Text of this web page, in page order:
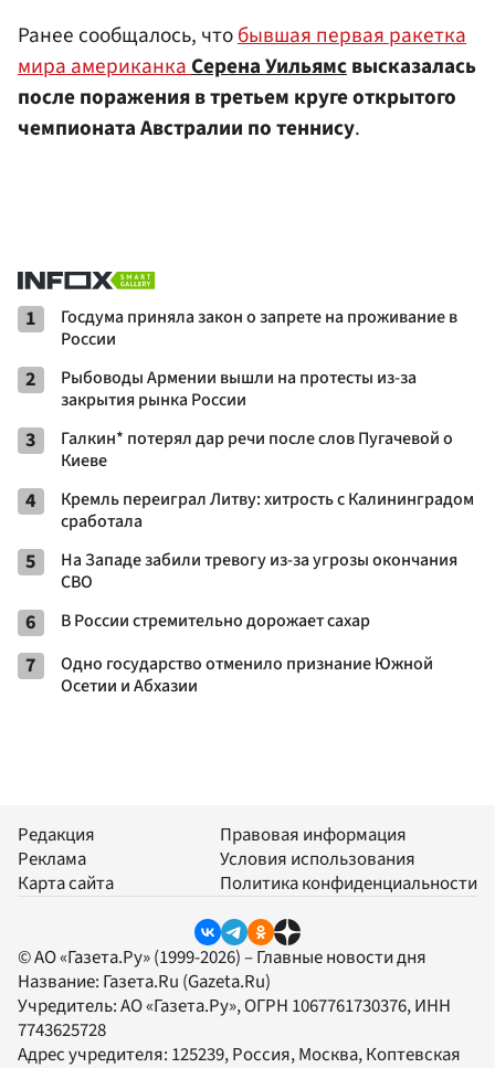
Ранее сообщалось, чтобывшая первая ракетка
мира американкаСерена Уильямсвысказалась
после поражения в третьем круге открытого
чемпионата Австралии по теннису.
1
Госдума приняла закон о запрете на проживание в
России
2
Рыбоводы Армении вышли на протесты из-за
закрытия рынка России
3
Галкин* потерял дар речи после слов Пугачевой о
Киеве
4
Кремль переиграл Литву: хитрость с Калининградом
сработала
5
На Западе забили тревогу из-за угрозы окончания
СВО
6 В России стремительно дорожает сахар
7
Одно государство отменило признание Южной
Осетии и Абхазии
Редакция
Реклама
Карта сайта
Правовая информация
Условия использования
Политика конфиденциальности
© АО «Газета.Ру» (1999-2026) – Главные новости дня
Название: Газета.Ru (Gazeta.Ru)
Учредитель:АО «Газета.Ру», ОГРН 1067761730376, ИНН
7743625728
Адрес учредителя: 125239, Россия, Москва, Коптевская